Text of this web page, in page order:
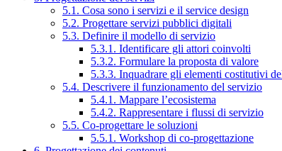
5.1. Cosa sono i servizi e il service design
5.2. Progettare servizi pubblici digitali
5.3. Definire il modello di servizio
5.3.1. Identificare gli attori coinvolti
5.3.2. Formulare la proposta di valore
5.3.3. Inquadrare gli elementi costitutivi
5.4. Descrivere il funzionamento del servizio
5.4.1. Mappare l’ecosistema
5.4.2. Rappresentare i flussi di servizio
5.5. Co-progettare le soluzioni
5.5.1. Workshop di co-progettazione